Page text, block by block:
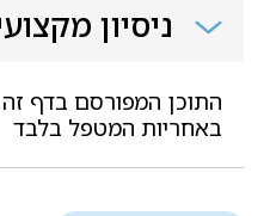
ניסיון
התוכן המפורסם בדף
באחריות המטפל בלבד